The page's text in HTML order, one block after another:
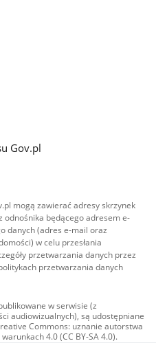
Gov.pl
mogą zawierać adresy skrzynek
odnośnika będącego adresem e-
danych (adres e-mail oraz
w celu przesłania
przetwarzania danych przez
przetwarzania danych
w serwisie (z
audiowizualnych), są udostępniane
Commons: uznanie autorstwa
4.0 (CC BY-SA 4.0).
w tym zdjęcia, materiały